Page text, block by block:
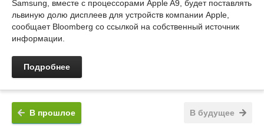
Samsung, вместе с процессорами Apple A9, будет поставлять
львиную долю дисплеев для устройств компании Apple,
сообщает Bloomberg со ссылкой на собственный источник
информации.
Подробнее
В будущее
В прошлое